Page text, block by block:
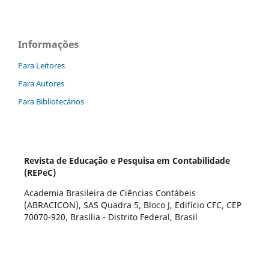
Informações
Para Leitores
Para Autores
Para Bibliotecários
Revista de Educação e Pesquisa em Contabilidade
(REPeC)
Academia Brasileira de Ciências Contábeis
(ABRACICON), SAS Quadra 5, Bloco J, Edifício CFC, CEP
70070-920, Brasília - Distrito Federal, Brasil